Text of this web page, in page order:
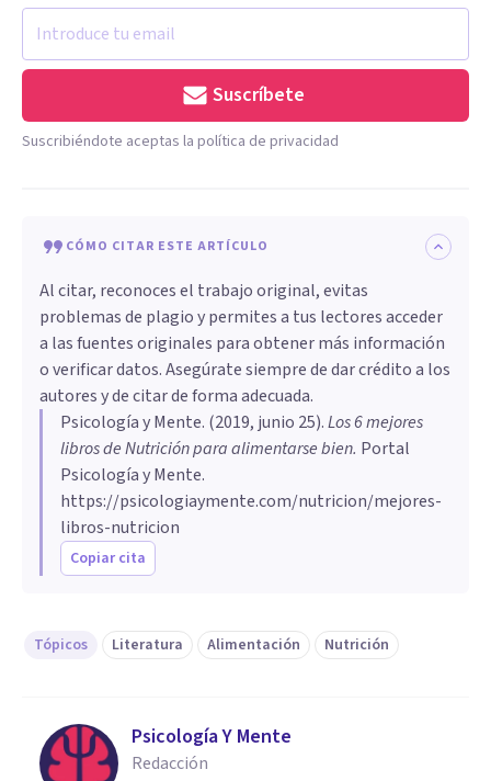
Suscríbete
Suscribiéndote aceptas la política de privacidad
CÓMO CITAR ESTE ARTÍCULO
Al citar, reconoces el trabajo original, evitas
problemas de plagio y permites a tus lectores acceder
a las fuentes originales para obtener más información
o verificar datos. Asegúrate siempre de dar crédito a los
autores y de citar de forma adecuada.
Psicología y Mente. (2019, junio 25).Los 6 mejores
libros de Nutrición para alimentarse bien. Portal
Psicología y Mente.
https://psicologiaymente.com/nutricion/mejores-
libros-nutricion
Copiar cita
Tópicos Literatura Alimentación Nutrición
Psicología Y Mente
Redacción